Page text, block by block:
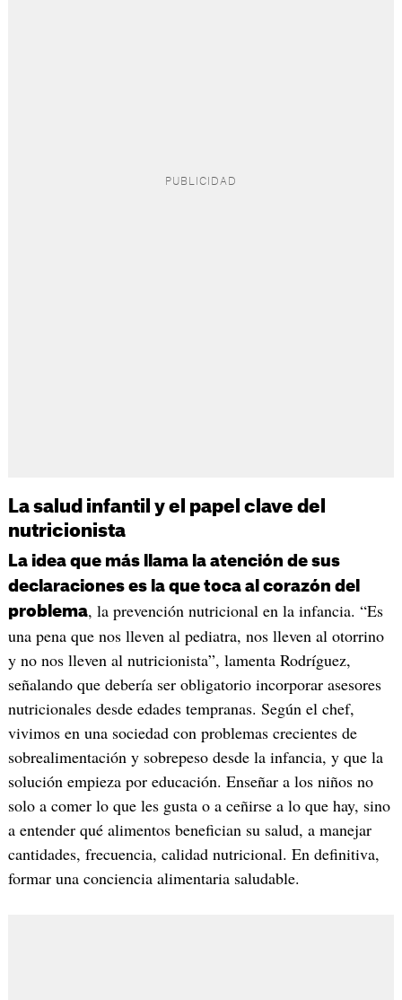
La salud infantil y el papel clave del
nutricionista
La idea que más llama la atención de sus
declaraciones es la que toca al corazón del
problema, la prevención nutricional en la infancia. “Es
una pena que nos lleven al pediatra, nos lleven al otorrino
y no nos lleven al nutricionista”, lamenta Rodríguez,
señalando que debería ser obligatorio incorporar asesores
nutricionales desde edades tempranas. Según el chef,
vivimos en una sociedad con problemas crecientes de
sobrealimentación y sobrepeso desde la infancia, y que la
solución empieza por educación. Enseñar a los niños no
solo a comer lo que les gusta o a ceñirse a lo que hay, sino
a entender qué alimentos benefician su salud, a manejar
cantidades, frecuencia, calidad nutricional. En definitiva,
formar una conciencia alimentaria saludable.